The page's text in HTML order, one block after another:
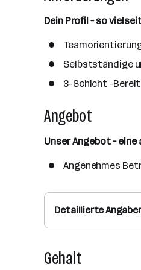
Dein Profil – so
Selbstständige
3-Schicht -
Angebot
Unser Angebot –
Angenehmes
Detaillierte
Gehalt